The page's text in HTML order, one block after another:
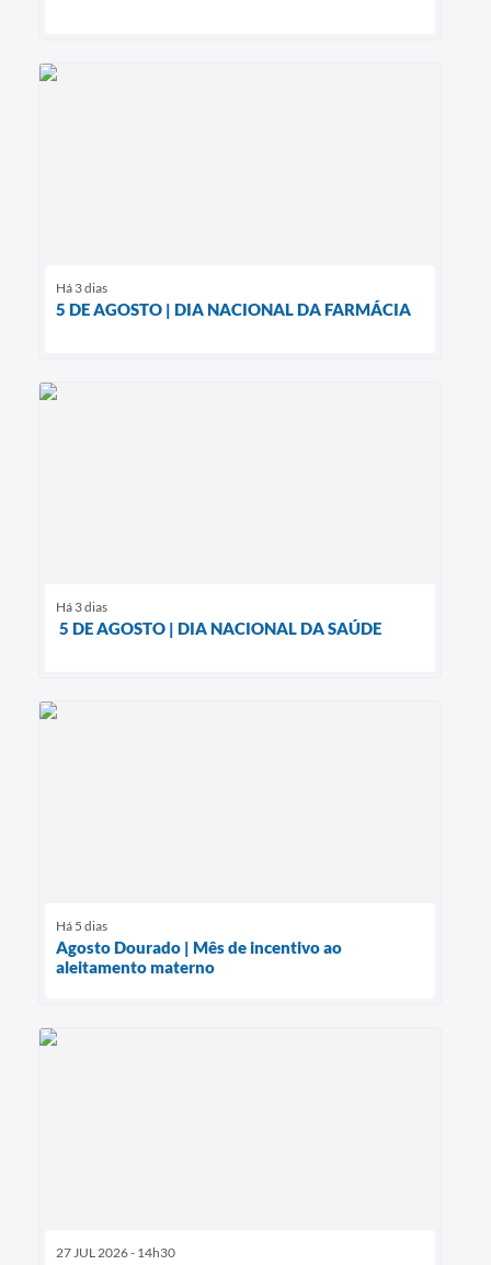
Há 3 dias
5 DE AGOSTO | DIA NACIONAL DA FARMÁCIA
Há 3 dias
5 DE AGOSTO | DIA NACIONAL DA SAÚDE
Há 5 dias
Agosto Dourado | Mês de incentivo ao
aleitamento materno
27 JUL 2026 - 14h30